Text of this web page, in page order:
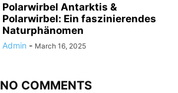
Polarwirbel Antarktis &
Polarwirbel: Ein faszinierendes
Naturphänomen
Admin - March 16, 2025
NO COMMENTS